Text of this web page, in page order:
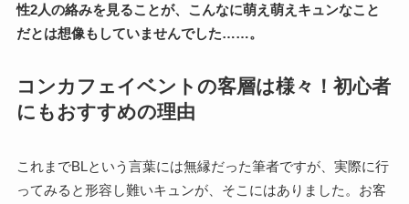
性2人の絡みを見ることが、こんなに萌え萌えキュンなこと
だとは想像もしていませんでした……。
コンカフェイベントの客層は様々！初心者
にもおすすめの理由
これまでBLという言葉には無縁だった筆者ですが、実際に行
ってみると形容し難いキュンが、そこにはありました。お客